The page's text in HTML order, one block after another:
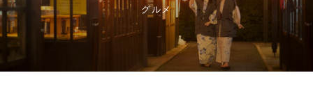
グルメ